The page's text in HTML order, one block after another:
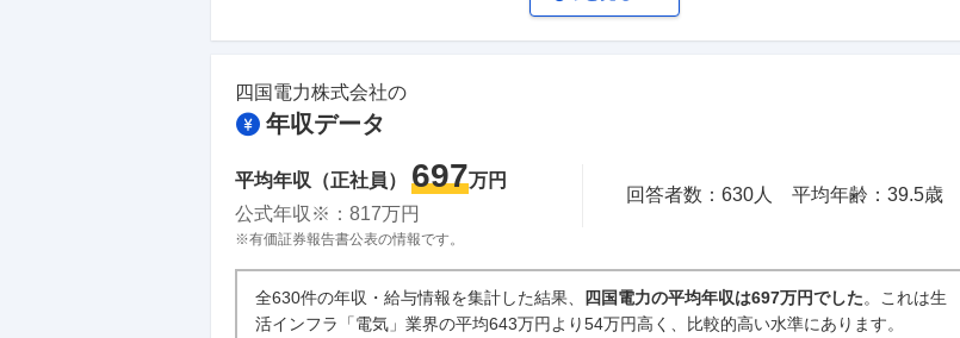
ワークライフバランス 女性の活躍・働きやすさ
人事・評価制度
13
入社理由・入社後ギャップ
企業の選考に関するクチコミ
中途採用面接・選考 新卒採用面接・選考
四国電力株式会社の
年収データ
平均年収（正社員） 697万円
公式年収※： 817万円
回答者数：630 人 平均年齢：39.5歳
※有価証券報告書公表の情報です。
全630件の年収・給与情報を集計した結果、 四国電力の平均年収は697万円でした。これは生
活インフラ「電気」業界の平均643万円より54万円高く、比較的高い水準にあります。